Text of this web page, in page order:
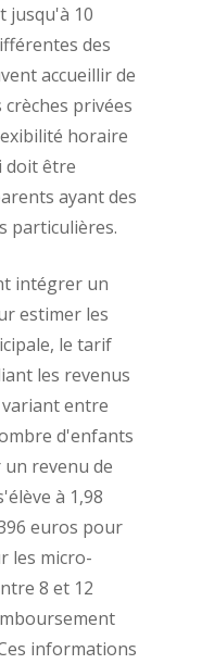
jusqu'à 10
des
accueillir de
privées
horaire
doit être
ayant des
particulières.
intégrer un
estimer les
le tarif
les revenus
entre
d'enfants
revenu de
à 1,98
euros pour
les micro-
8 et 12
informations